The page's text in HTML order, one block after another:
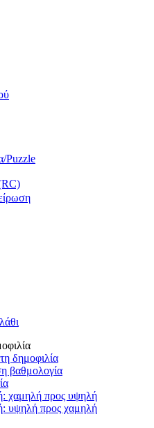
Puzzle
δημοφιλία
βαθμολογία
χαμηλή προς υψηλή
υψηλή προς χαμηλή